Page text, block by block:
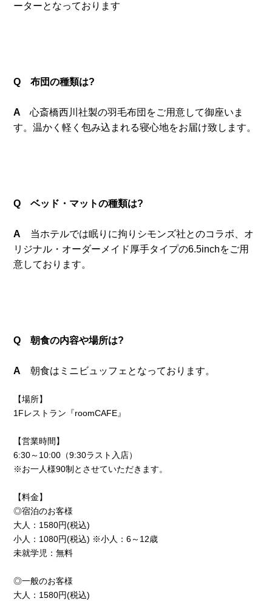
ーターとなっております
Q 布団の種類は?
A心斎橋西川社製の羽毛布団をご用意して御座いま
す。温かく軽く包み込まれる寝心地をお届け致します。
Q ベッド・マットの種類は?
A 当ホテルでは眠りに拘りシモンズ社とのコラボ、オ
リジナル・オーダーメイド厚手タイプの6.5inchをご用
意しております。
Q 朝食の内容や場所は?
A 朝食はミニビュッフェとなっております。
【場所】
1Fレストラン『roomCAFE』
【営業時間】
6:30～10:00（9:30ラスト入店）
※お一人様90制とさせていただきます。
【料金】
◎宿泊のお客様
大人：1580円(税込)
小人：1080円(税込) ※小人：6～12歳
未就学児：無料
◎一般のお客様
大人：1580円(税込)